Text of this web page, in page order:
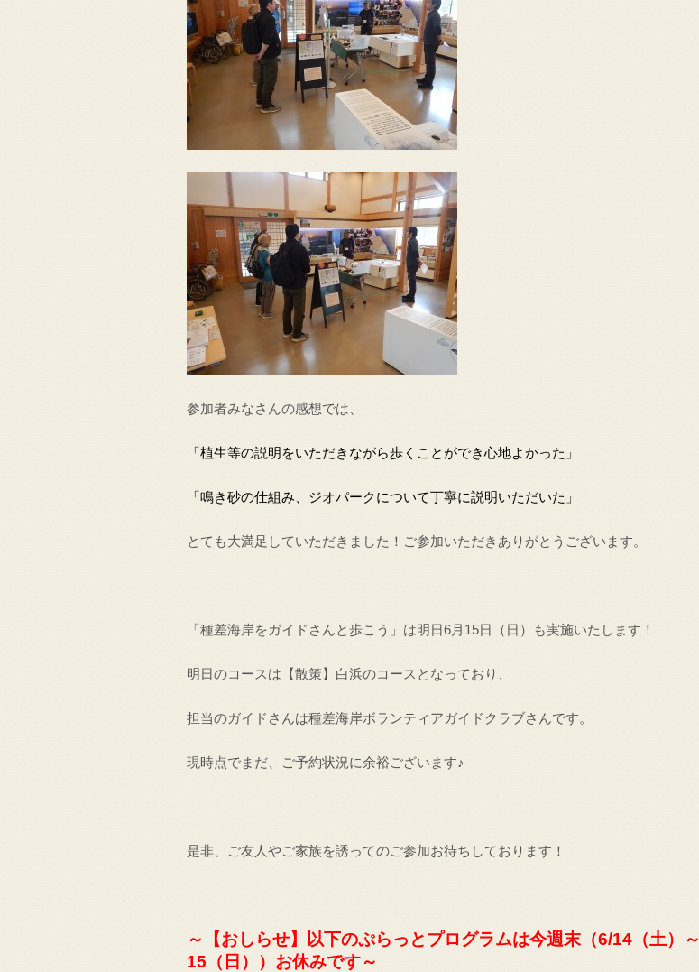
参加者みなさんの感想では、
「植生等の説明をいただきながら歩くことができ心地よかった」
「鳴き砂の仕組み、ジオパークについて丁寧に説明いただいた」
とても大満足していただきました！ご参加いただきありがとうございます。
「種差海岸をガイドさんと歩こう」は明日6月15日（日）も実施いたします！
明日のコースは【散策】白浜のコースとなっており、
担当のガイドさんは種差海岸ボランティアガイドクラブさんです。
現時点でまだ、ご予約状況に余裕ございます♪
是非、ご友人やご家族を誘ってのご参加お待ちしております！
～【おしらせ】以下のぷらっとプログラムは今週末（6/14（土）～
15（日））お休みです～